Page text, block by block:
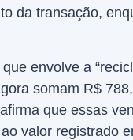
da transação,
envolve a
somam R$
que essas
valor registrado